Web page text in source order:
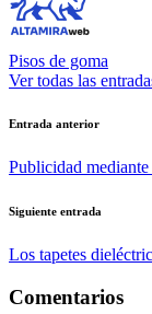
Pisos de goma
Ver todas las
Navegación
de
Entrada anterior
Publicidad mediante
Siguiente entrada
Los tapetes
Comentarios